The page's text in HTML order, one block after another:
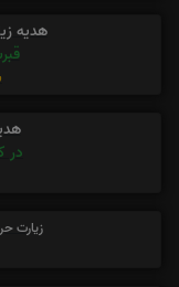
هدیه
در
زیارت